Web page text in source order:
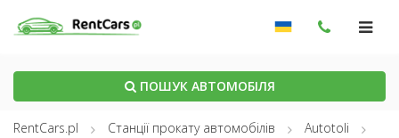
ПОШУК АВТОМОБІЛЯ
RentCars.pl Станції прокату автомобілів
Autotoli